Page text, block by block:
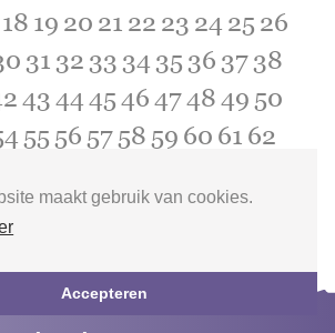
maakt gebruik van cookies.
Accepteren
18 19 20 21 22 23 24 25 26
31 32 33 34 35 36 37 38
43444546474849 50
55 56 57 58 59 60 61 62